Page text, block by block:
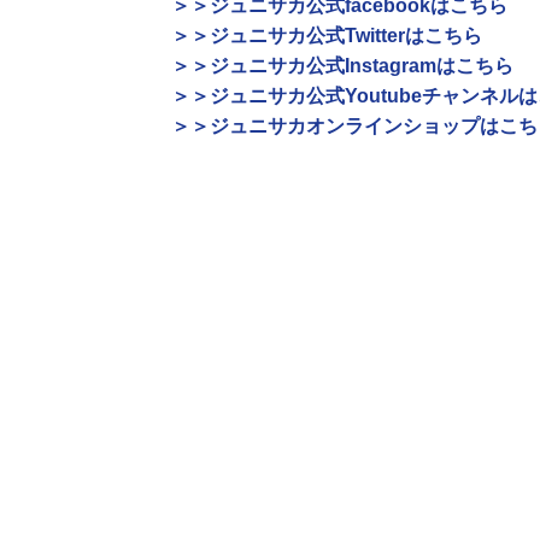
＞＞ジュニサカ公式facebookはこちら
＞＞ジュニサカ公式Twitterはこちら
＞＞ジュニサカ公式Instagramはこちら
＞＞ジュニサカ公式Youtubeチャンネルは
＞＞ジュニサカオンラインショップはこち